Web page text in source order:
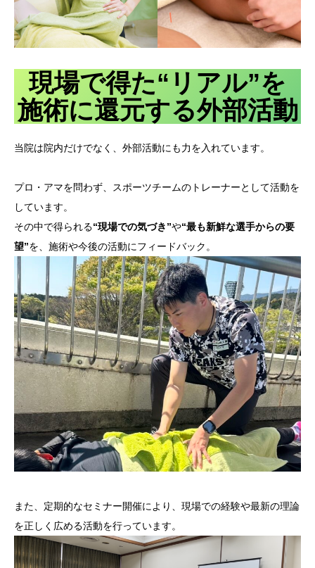
現場で得た“リアル”を
施術に還元する外部活動
当院は院内だけでなく、外部活動にも力を入れています。
プロ・アマを問わず、スポーツチームのトレーナーとして活動を
しています。
その中で得られる“現場での気づき”や“最も新鮮な選手からの要
望”を、施術や今後の活動にフィードバック。
また、定期的なセミナー開催により、現場での経験や最新の理論
を正しく広める活動を行っています。